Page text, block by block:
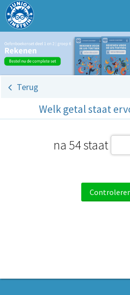
Terug
Welk getal staat
na 54 staat